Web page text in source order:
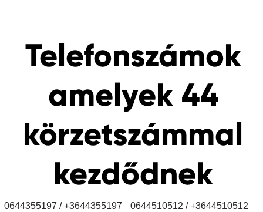
Telefonszámok
amelyek 44
körzetszámmal
kezdődnek
0644355197 / +3644355197 0644510512 / +3644510512